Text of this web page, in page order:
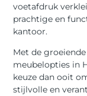
voetafdruk
prachtige en
kantoor.
Met de
meubelopties in
keuze dan ooit
stijlvolle en